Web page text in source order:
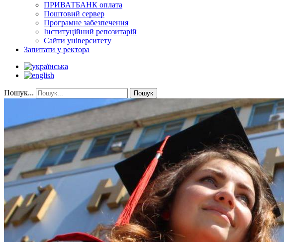
ПРИВАТБАНК оплата
Поштовий сервер
Програмне забезпечення
Інституційний репозитарій
Сайти університету
Запитати у ректора
Пошук... Пошук